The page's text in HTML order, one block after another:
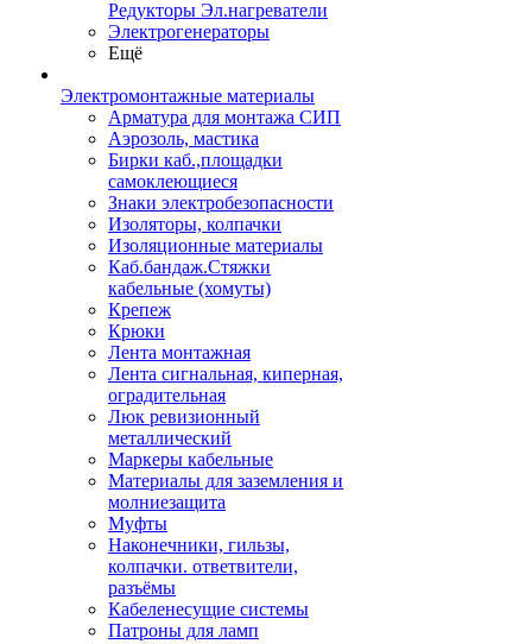
Редукторы Эл.нагреватели
Электрогенераторы
Ещё
Электромонтажные материалы
Арматура для монтажа СИП
Аэрозоль, мастика
Бирки каб.,площадки
самоклеющиеся
Знаки электробезопасности
Изоляторы, колпачки
Изоляционные материалы
Каб.бандаж.Стяжки
кабельные (хомуты)
Крепеж
Крюки
Лента монтажная
Лента сигнальная, киперная,
оградительная
Люк ревизионный
металлический
Маркеры кабельные
Материалы для заземления и
молниезащита
Муфты
Наконечники, гильзы,
колпачки. ответвители,
разъёмы
Кабеленесущие системы
Патроны для ламп